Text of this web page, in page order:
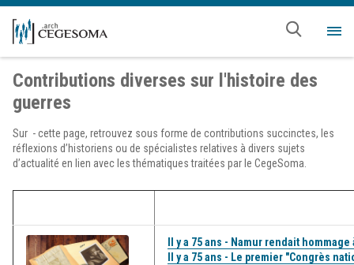
Aller au contenu principal
Contributions diverses sur l'histoire des
guerres
Sur - cette page, retrouvez sous forme de contributions succinctes, les
réflexions d’historiens ou de spécialistes relatives à divers sujets
d’actualité en lien avec les thématiques traitées par le CegeSoma.
Il y a 75 ans - Namur rendait
Il y a 75 ans - Le premier "Congrès